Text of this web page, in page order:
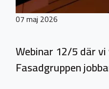
07 maj 2026
Webinar 12/5 där
Fasadgruppen